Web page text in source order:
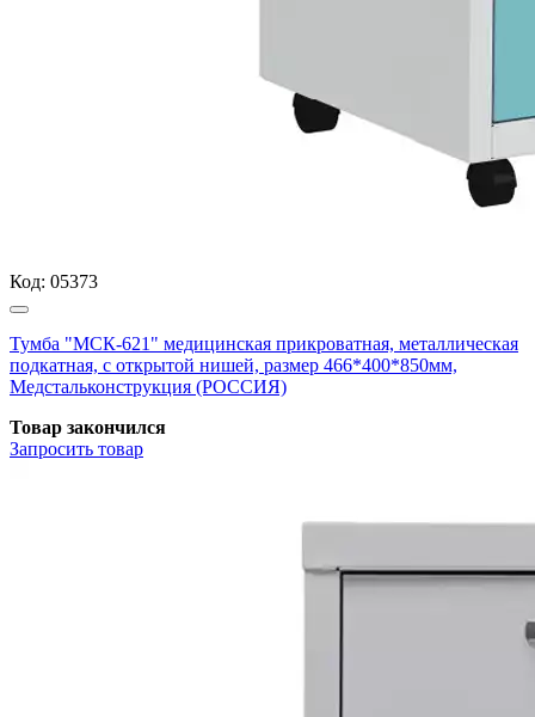
Код: 05373
Тумба "МСК-621" медицинская прикроватная, металлическая
подкатная, с открытой нишей, размер 466*400*850мм,
Медстальконструкция (РОССИЯ)
Товар закончился
Запросить товар